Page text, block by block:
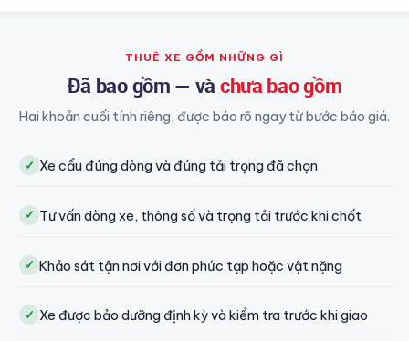
THUÊ XE GỒM NHỮNG GÌ
Đã bao gồm — và chưa bao gồm
Hai khoản cuối tính riêng, được báo rõ ngay từ bước báo giá.
✓ Xe cẩu đúng dòng và đúng tải trọng đã chọn
✓ Tư vấn dòng xe, thông số và trọng tải trước khi chốt
✓ Khảo sát tận nơi với đơn phức tạp hoặc vật nặng
✓ Xe được bảo dưỡng định kỳ và kiểm tra trước khi giao